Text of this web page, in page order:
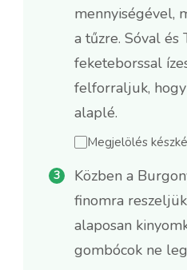
mennyiségével,
a tűzre. Sóval és
feketeborssal
felforraljuk,
alaplé.
Megjelölés
Közben a
finomra
alaposan
gombócok ne